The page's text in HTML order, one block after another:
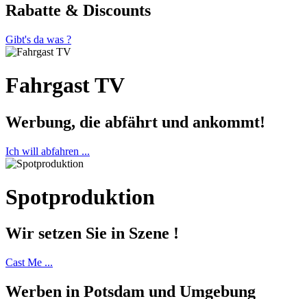
Rabatte & Discounts
Gibt's da was ?
Fahrgast TV
Werbung, die abfährt und ankommt!
Ich will abfahren ...
Spotproduktion
Wir setzen Sie in Szene !
Cast Me ...
Werben in Potsdam und Umgebung